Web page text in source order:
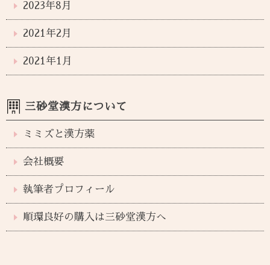
2023年8月
2021年2月
2021年1月
三砂堂漢方について
ミミズと漢方薬
会社概要
執筆者プロフィール
順環良好の購入は三砂堂漢方へ